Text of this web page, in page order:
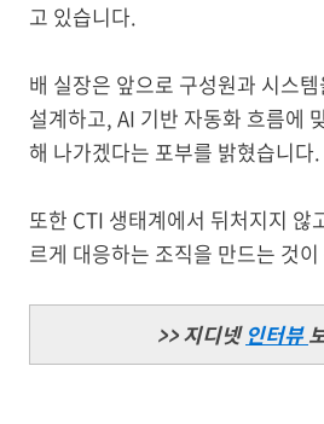
고 있습니다.
배 실장은 앞으로 구성원과 시스
설계하고, AI 기반 자동화 흐름에
해 나가겠다는 포부를 밝혔습니다.
또한 CTI 생태계에서 뒤처지지 않
르게 대응하는 조직을 만드는 것
>>지디넷인터뷰